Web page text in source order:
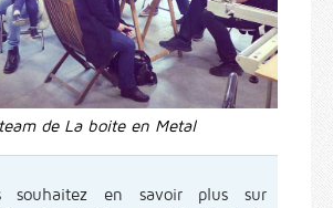
de La boite en Metal
souhaitez en savoir plus sur